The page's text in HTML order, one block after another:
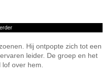
Hij ontpopte zich tot een
leider. De groep en het
over hem.